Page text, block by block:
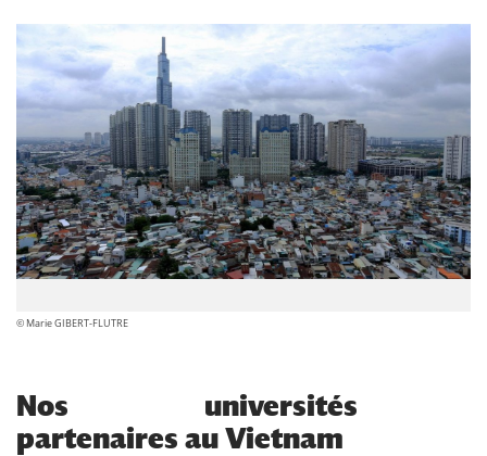
© Marie GIBERT-FLUTRE
Nos universités
partenaires au Vietnam